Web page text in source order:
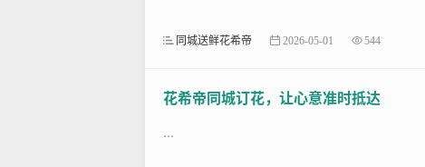
支付后立即保存订单号和物流专线
P内置客服发起工单，通常可获赠20%
同城送鲜花希帝 2026-05-01 544
花希帝同城订花，让心意准时抵达
...